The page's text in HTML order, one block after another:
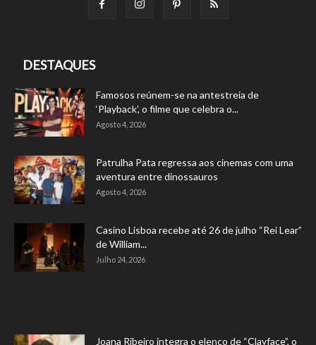
DESTAQUES
Famosos reúnem-se na antestreia de
‘Playback’, o filme que celebra o...
Agosto 4, 2026
Patrulha Pata regressa aos cinemas com uma
aventura entre dinossauros
Agosto 4, 2026
Casino Lisboa recebe até 26 de julho “Rei Lear”
de William...
Julho 24, 2026
Joana Ribeiro integra o elenco de “Clayface”, o